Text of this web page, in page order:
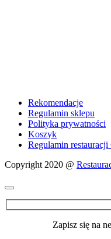
Rekomendacje
Regulamin sklepu
Polityka prywatności
Koszyk
Regulamin restauracji
Copyright 2020 @
Zapisz się na